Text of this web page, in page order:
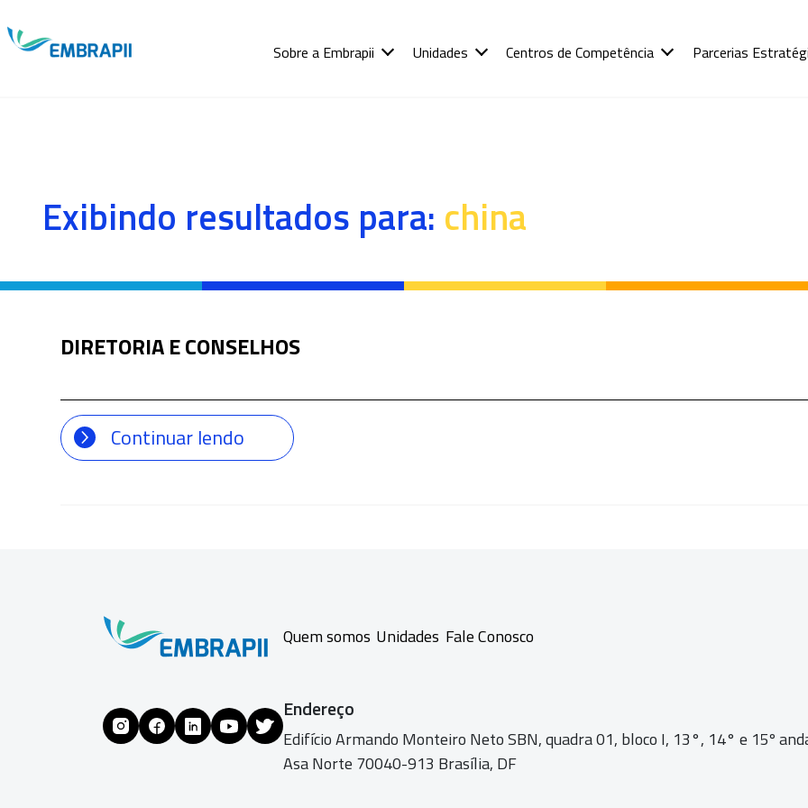
Sobre a Embrapii Unidades Centros de Competência Parcerias
Exibindo resultados para: china
DIRETORIA E CONSELHOS
Continuar lendo
Quem somos Unidades Fale Conosco
Endereço
Edifício Armando Monteiro Neto SBN, quadra 01, bloco I, 13°, 14° e 15º
Asa Norte 70040-913 Brasília, DF